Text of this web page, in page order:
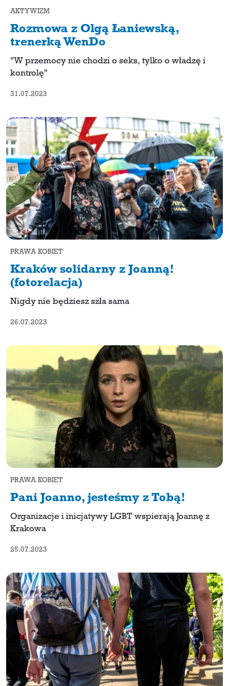
AKTYWIZM
Rozmowa z Olgą Łaniewską,
trenerką WenDo
"W przemocy nie chodzi o seks, tylko o władzę i
kontrolę"
31.07.2023
PRAWA KOBIET
Kraków solidarny z Joanną!
(fotorelacja)
Nigdy nie będziesz szła sama
26.07.2023
PRAWA KOBIET
Pani Joanno, jesteśmy z Tobą!
Organizacje i inicjatywy LGBT wspierają Joannę z
Krakowa
25.07.2023